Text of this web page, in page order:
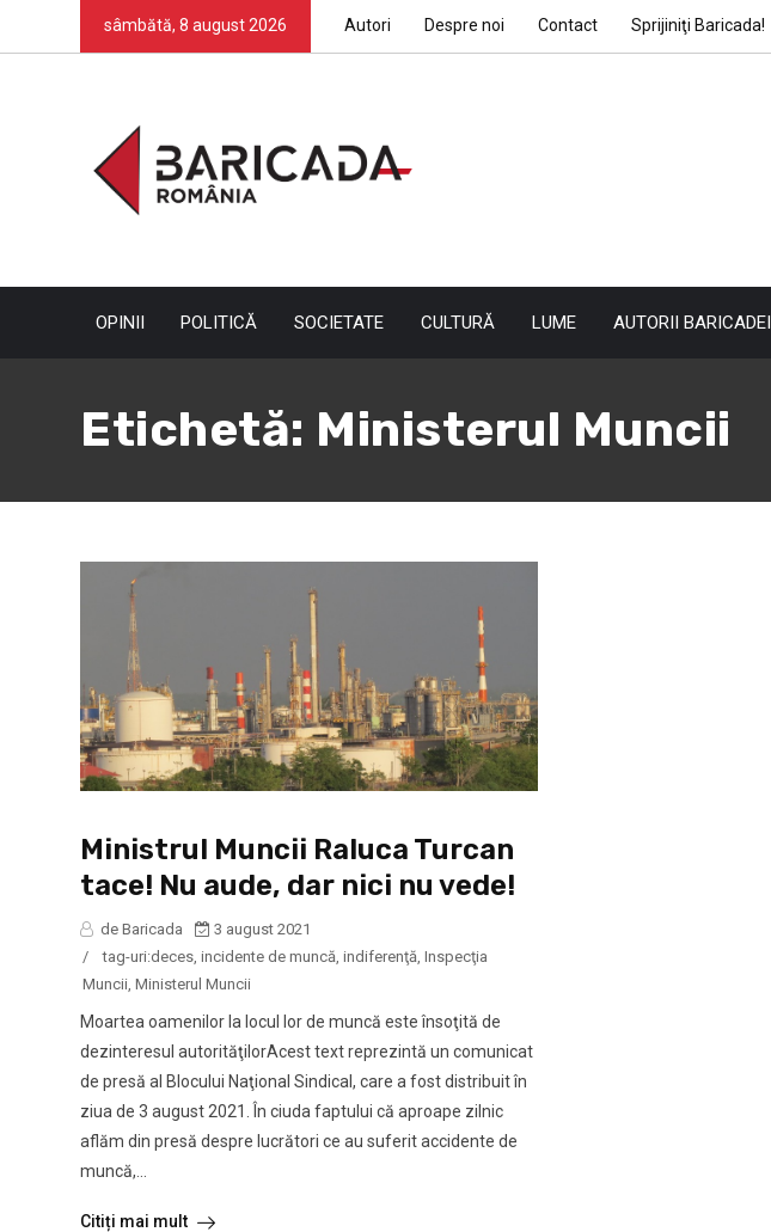
sâmbătă, 8 august 2026 Autori Despre noi Contact Sprijiniţi Baricada!
OPINII POLITICĂ SOCIETATE CULTURĂ LUME AUTORII BARICADEI
Etichetă: Ministerul Muncii
Ministrul Muncii Raluca Turcan
tace! Nu aude, dar nici nu vede!
de Baricada
3 august 2021
/
tag-uri:deces incidente de muncă indiferenţă Inspecţia
Muncii Ministerul Muncii
Moartea oamenilor la locul lor de muncă este însoţită de
dezinteresul autorităţilorAcest text reprezintă un comunicat
de presă al Blocului Naţional Sindical, care a fost distribuit în
ziua de 3 august 2021. În ciuda faptului că aproape zilnic
aflăm din presă despre lucrători ce au suferit accidente de
muncă,...
Citiți mai mult